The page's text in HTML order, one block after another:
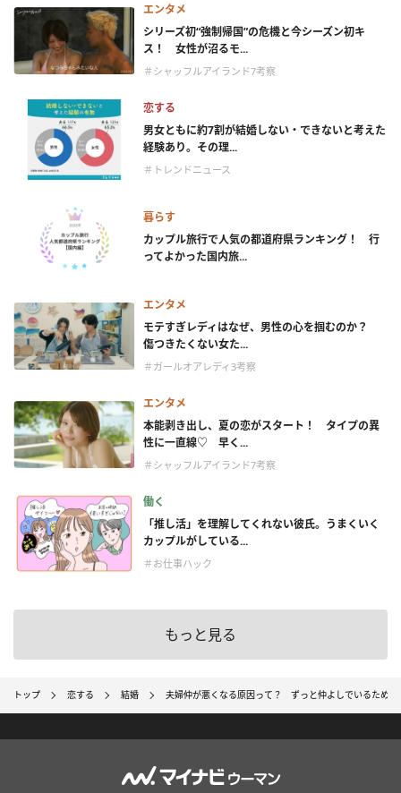
エンタメ
シリーズ初“強制帰国”の危機と今シーズン初キ
ス！ 女性が沼るモ...
＃シャッフルアイランド7考察
恋する
男女ともに約7割が結婚しない・できないと考えた
経験あり。その理...
＃トレンドニュース
暮らす
カップル旅行で人気の都道府県ランキング！ 行
ってよかった国内旅...
エンタメ
モテすぎレディはなぜ、男性の心を掴むのか？
傷つきたくない女た...
＃ガールオアレディ3考察
エンタメ
本能剥き出し、夏の恋がスタート！ タイプの異
性に一直線♡ 早く...
＃シャッフルアイランド7考察
働く
「推し活」を理解してくれない彼氏。うまくいく
カップルがしている...
＃お仕事ハック
もっと見る
トップ 恋する 結婚 夫婦仲が悪くなる原因って？ ずっと仲よしでいるための